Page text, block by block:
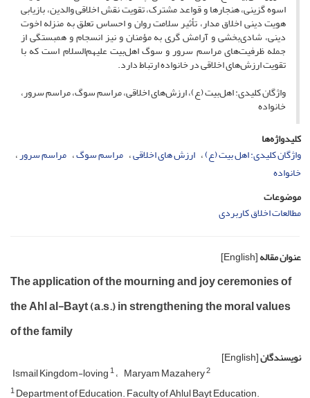
اسوه گزینی، هنجارها و قواعد مشترک، تقویت نقش اخلاقی والدین، بازیابی
هویت دینی اخلاق مدار، تأثیر سلامت روان و احساس تعلق به منزله اخوت
دینی، شادی‌بخشی و آرامش گری به مؤمنان و نیز انسجام و همبستگی از
جمله ظرفیت‌های مراسم سرور و سوگ اهل‌بیت علیهم‌السلام است که با
تقویت ارزش‌های اخلاقی در خانواده ارتباط دارد.
واژگان کلیدی: اهل‌بیت (ع)، ارزش‌های اخلاقی، مراسم سوگ، مراسم سرور،
خانواده
کلیدواژه‌ها
واژگان کلیدی: اهل‌ بیت (ع) ارزش های اخلاقی مراسم سوگ مراسم سرور
خانواده
موضوعات
مطالعات اخلاق کاربردی
عنوان مقاله[English]
The application of the mourning and joy ceremonies of
the Ahl al-Bayt (a.s.) in strengthening the moral values ​​
of the family
نویسندگان[English]
Ismail Kingdom-loving1 Maryam Mazahery2
1Department of Education. Faculty of Ahlul Bayt Education.